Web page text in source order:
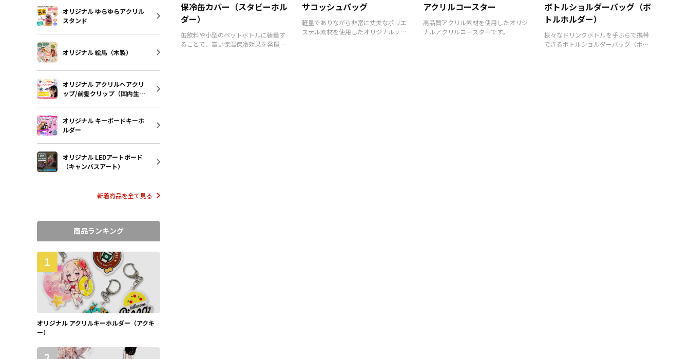
オリジナル ゆらゆらアクリル
スタンド
オリジナル 絵馬（木製）
オリジナル アクリルヘアクリ
ップ/前髪クリップ（国内生
オリジナル キーボードキーホ
ルダー
オリジナル LEDアートボード
（キャンバスアート）
新着商品を全て見る
商品ランキング
1
オリジナル アクリルキーホルダー（アクキ
ー）
保冷缶カバー（スタビーホル
ダー）
缶飲料や小型のペットボトルに装着す
ることで、高い保温保冷効果を発揮す
サコッシュバッグ
軽量でありながら非常に丈夫なポリエ
ステル素材を使用したオリジナルサコ
アクリルコースター
高品質アクリル素材を使用したオリジ
ナルアクリルコースターです。
ボトルショルダーバッグ（ボ
トルホルダー）
様々なドリンクボトルを手ぶらで携帯
できるボトルショルダーバッグ（ボト